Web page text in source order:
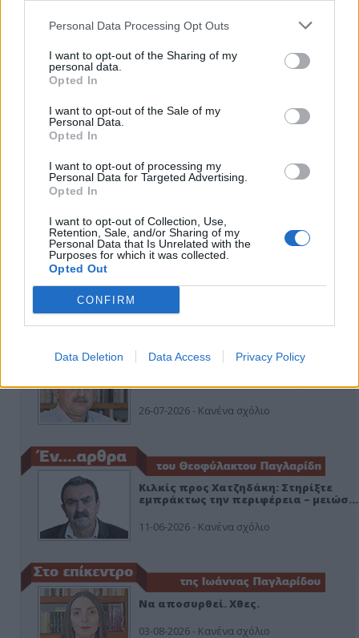
Personal Data Processing Opt Outs
I want to opt-out of the Sharing of my
personal data.
Opted In
I want to opt-out of the Sale of my
Personal Data.
Opted In
I want to opt-out of processing my
Personal Data for Targeted Advertising.
Opted In
I want to opt-out of Collection, Use,
Retention, Sale, and/or Sharing of my
Personal Data that Is Unrelated with the
Purposes for which it was collected.
Opted Out
CONFIRM
Data Deletion Data Access Privacy Policy
Ειδήσεις 5-8-2026
ΑΠΟΨΕΙΣ
26-07-2026 - Κανένα σχόλιο
Κιλκίς προς Χατζηδάκη: Στηρίξτε
εμπράκτως την περιφέρεια – μειώσ…
11-06-2026 - Κανένα σχόλιο
Να αποσυρθεί. Χθες.
03-08-2026 - Κανένα σχόλιο